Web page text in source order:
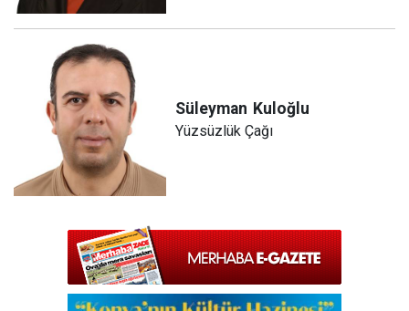
Süleyman Kuloğlu
Yüzsüzlük Çağı